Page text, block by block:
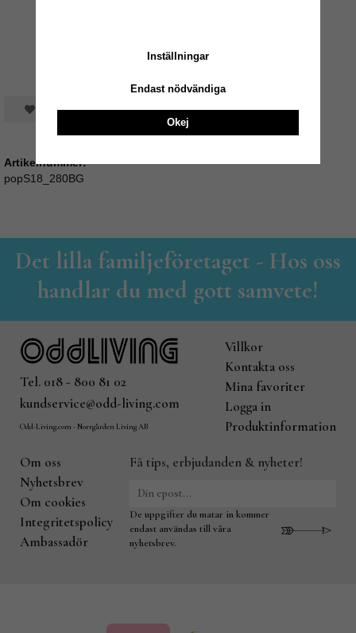
Spara som favorit
Artikelnummer:
popS18_280BG
Det lilla familjeföretaget - Hos oss
handlar du med gott samvete!
Tel. 018 - 800 81 02
kundservice@odd-living.com
Odd-Living.com - Norrgården Living AB
Villkor
Kontakta oss
Mina favoriter
Logga in
Produktinformation
Om oss
Nyhetsbrev
Om cookies
Integritetspolicy
Ambassadör
Få tips, erbjudanden & nyheter!
De uppgifter du matar in kommer
endast användas till våra
nyhetsbrev.
Inställningar
Endast nödvändiga
Okej